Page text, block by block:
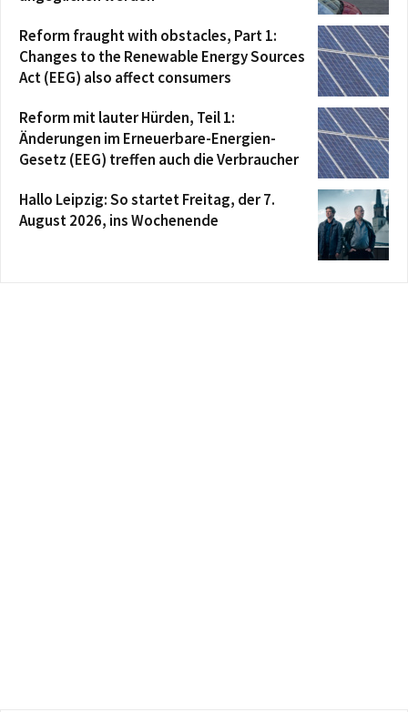
Reform fraught with obstacles, Part 1:
Changes to the Renewable Energy Sources
Act (EEG) also affect consumers
Reform mit lauter Hürden, Teil 1:
Änderungen im Erneuerbare-Energien-
Gesetz (EEG) treffen auch die Verbraucher
Hallo Leipzig: So startet Freitag, der 7.
August 2026, ins Wochenende